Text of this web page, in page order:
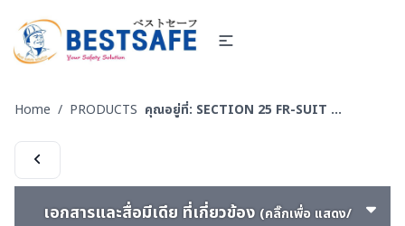
Home / PRODUCTS คุณอยู่ที่: SECTION 25 FR-SUIT FURNACE UNIFORM ผ้ากันไฟ-กันน้ำเหล็ก ชุดป้องกันงานเชื่อม งานหน้าเตาหลอม งานซีเมนต์
เอกสารและสื่อมีเดีย ที่เกี่ยวข้อง (คลิ๊กเพื่อ แสดง/